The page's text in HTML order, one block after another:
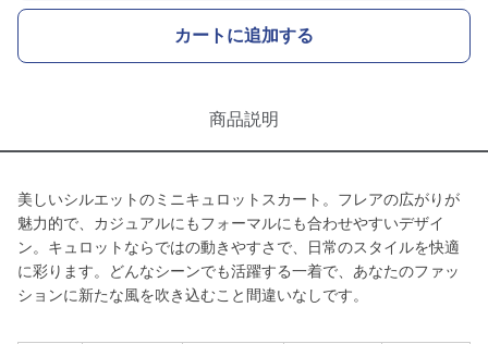
カートに追加する
商品説明
美しいシルエットのミニキュロットスカート。フレアの広がりが
魅力的で、カジュアルにもフォーマルにも合わせやすいデザイ
ン。キュロットならではの動きやすさで、日常のスタイルを快適
に彩ります。どんなシーンでも活躍する一着で、あなたのファッ
ションに新たな風を吹き込むこと間違いなしです。